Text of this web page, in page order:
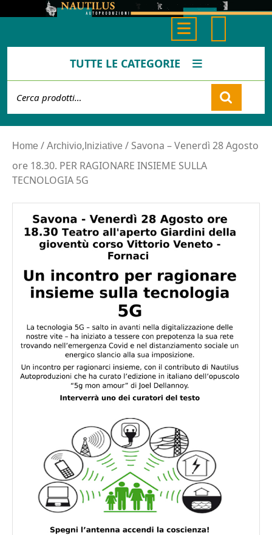
Button
TUTTE LE CATEGORIE
Cart
Home / Archivio, Iniziative / Savona – Venerdì 28 Agosto
ore 18.30. PER RAGIONARE INSIEME SULLA
TECNOLOGIA 5G